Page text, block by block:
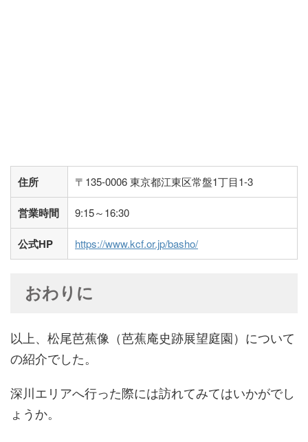
住所 〒135-0006 東京都江東区常盤1丁目1-3
営業時間 9:15～16:30
公式HP https://www.kcf.or.jp/basho/
おわりに
以上、松尾芭蕉像（芭蕉庵史跡展望庭園）について
の紹介でした。
深川エリアへ行った際には訪れてみてはいかがでし
ょうか。